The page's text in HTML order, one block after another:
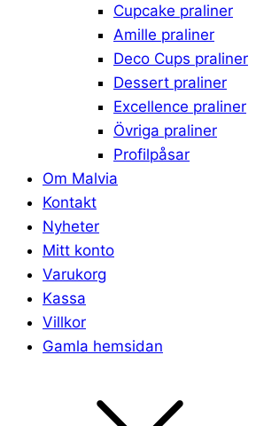
Cupcake praliner
Amille praliner
Deco Cups praliner
Dessert praliner
Excellence praliner
Övriga praliner
Profilpåsar
Om Malvia
Kontakt
Nyheter
Mitt konto
Varukorg
Kassa
Villkor
Gamla hemsidan